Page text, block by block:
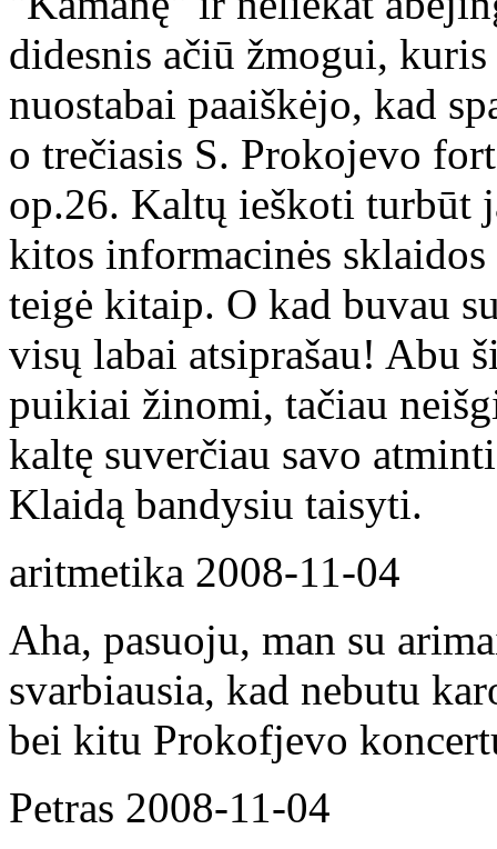
didesnis ačiū žmogui,
nuostabai paaiškėjo, kad
o trečiasis S. Prokojevo
op.26. Kaltų ieškoti turbūt
kitos informacinės
teigė kitaip. O kad buvau
visų labai atsiprašau! Abu
puikiai žinomi, tačiau
kaltę suverčiau savo
Klaidą bandysiu taisyti.
aritmetika 2008-11-04
Aha, pasuoju, man su
svarbiausia, kad nebutu
bei kitu Prokofjevo
Petras 2008-11-04